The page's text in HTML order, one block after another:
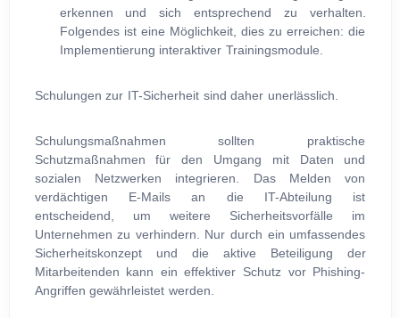
erkennen und sich entsprechend zu verhalten.
Folgendes ist eine Möglichkeit, dies zu erreichen: die
Implementierung interaktiver Trainingsmodule.
Schulungen zur IT-Sicherheit sind daher unerlässlich.
Schulungsmaßnahmen sollten praktische
Schutzmaßnahmen für den Umgang mit Daten und
sozialen Netzwerken integrieren. Das Melden von
verdächtigen E-Mails an die IT-Abteilung ist
entscheidend, um weitere Sicherheitsvorfälle im
Unternehmen zu verhindern. Nur durch ein umfassendes
Sicherheitskonzept und die aktive Beteiligung der
Mitarbeitenden kann ein effektiver Schutz vor Phishing-
Angriffen gewährleistet werden.